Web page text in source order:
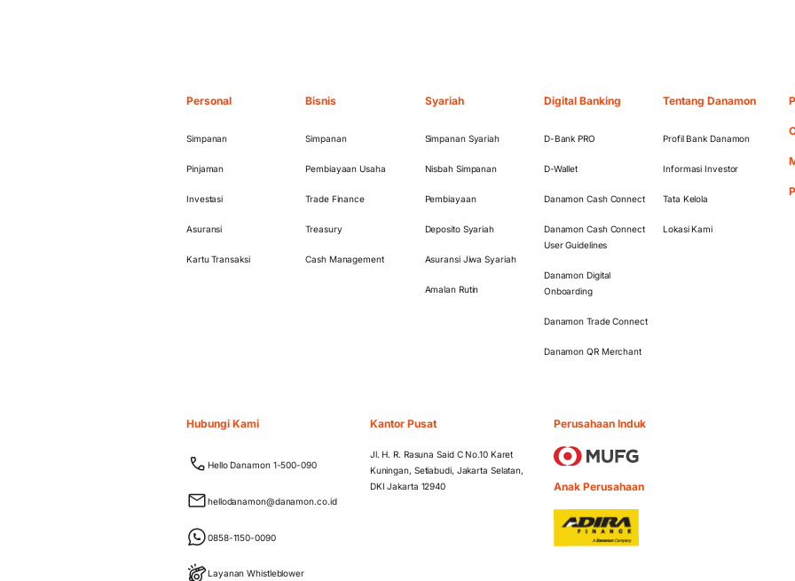
Personal
Simpanan
Pinjaman
Investasi
Asuransi
Kartu Transaksi
Bisnis
Simpanan
Pembiayaan Usaha
Trade Finance
Treasury
Cash Management
Syariah
Simpanan Syariah
Nisbah Simpanan
Pembiayaan
Deposito Syariah
Asuransi Jiwa Syariah
Amalan Rutin
Digital Banking
D-Bank PRO
D-Wallet
Danamon Cash Connect
Danamon Cash Connect
User Guidelines
Danamon Digital
Onboarding
Danamon Trade Connect
Danamon QR Merchant
Tentang Danamon
Profil Bank Danamon
Informasi Investor
Tata Kelola
Lokasi Kami
Hubungi Kami
Hello Danamon 1-500-090
hellodanamon@danamon.co.id
0858-1150-0090
Layanan Whistleblower
Kantor Pusat
Jl. H. R. Rasuna Said C No.10 Karet
Kuningan, Setiabudi, Jakarta Selatan,
DKI Jakarta 12940
Perusahaan Induk
Anak Perusahaan